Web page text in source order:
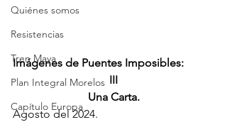
Quiénes somos
Resistencias
Tren Maya
Plan Integral Morelos
Capítulo Europa
Imágenes de Puentes Imposibles:
III
Una Carta.
Agosto del 2024.